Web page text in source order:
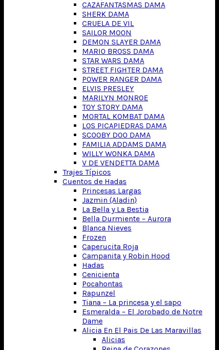
CAZAFANTASMAS DAMA
SHERK DAMA
CRUELA DE VIL
SAILOR MOON
DEMON SLAYER DAMA
MARIO BROSS DAMA
STAR WARS DAMA
STREET FIGHTER DAMA
POWER RANGER DAMA
ELVIS PRESLEY
MARILYN MONROE
TOY STORY DAMA
MORTAL KOMBAT DAMA
LOS PICAPIEDRAS DAMA
SCOOBY DOO DAMA
FAMILIA ADDAMS DAMA
WILLY WONKA DAMA
V DE VENDETTA DAMA
Trajes Típicos
Cuentos de Hadas
Princesas Largas
Jazmin (Aladin)
La Bella y La Bestia
Bella Durmiente – Aurora
Blanca Nieves
Frozen
Caperucita Roja
Campanita y Robin Hood
Hadas
Cenicienta
Pocahontas
Rapunzel
Tiana – La princesa y el sapo
Esmeralda – El Jorobado de Notre
Dame
Alicia En El Pais De Las Maravillas
Alicias